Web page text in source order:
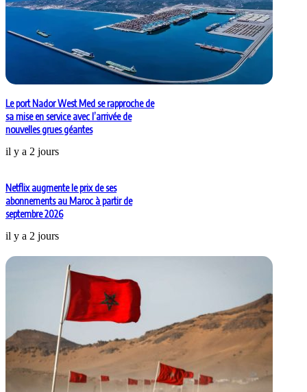
Le port Nador West Med se rapproche de
sa mise en service avec l’arrivée de
nouvelles grues géantes
il y a 2 jours
Netflix augmente le prix de ses
abonnements au Maroc à partir de
septembre 2026
il y a 2 jours